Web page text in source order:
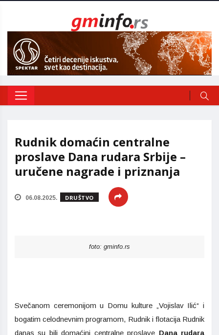
Rudnik domaćin centralne
proslave Dana rudara Srbije –
uručene nagrade i priznanja
06.08.2025. DRUŠTVO
foto: gminfo.rs
Svečanom ceremonijom u Domu kulture „Vojislav Ilić“ i
bogatim celodnevnim programom, Rudnik i flotacija Rudnik
danas su bili domaćini centralne proslave Dana rudara